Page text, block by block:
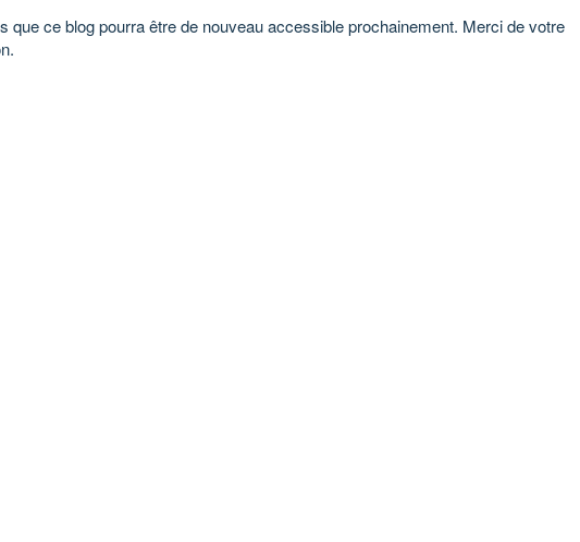
que ce blog pourra être de nouveau accessible prochainement. Merci de votre